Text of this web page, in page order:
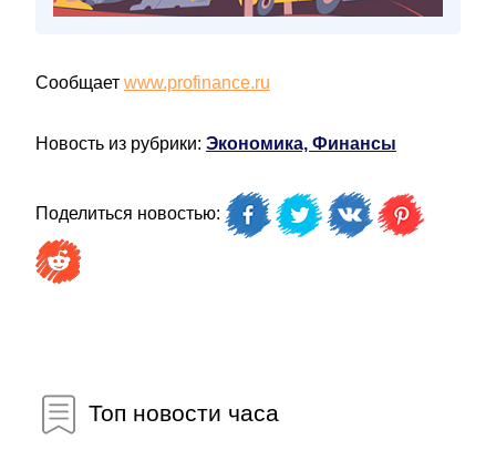
Сообщает www.profinance.ru
Новость из рубрики: Экономика, Финансы
Поделиться новостью:
Топ новости часа